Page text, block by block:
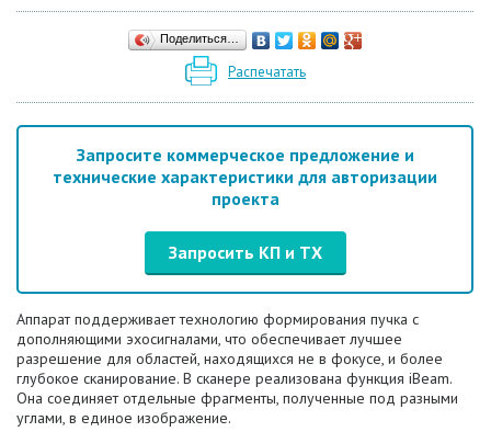
Поделиться…
Распечатать
Запросите коммерческое предложение и
технические характеристики для авторизации
проекта
Запросить КП и ТХ
Аппарат поддерживает технологию формирования пучка с
дополняющими эхосигналами, что обеспечивает лучшее
разрешение для областей, находящихся не в фокусе, и более
глубокое сканирование. В сканере реализована функция iBeam.
Она соединяет отдельные фрагменты, полученные под разными
углами, в единое изображение.